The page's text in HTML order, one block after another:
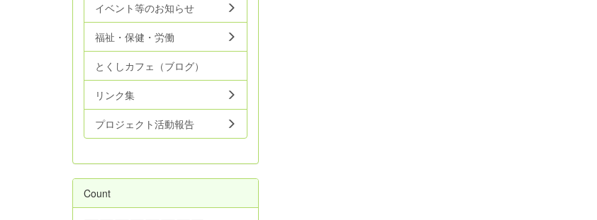
イベント等のお知らせ
福祉・保健・労働
とくしカフェ（ブログ）
リンク集
プロジェクト活動報告
Count